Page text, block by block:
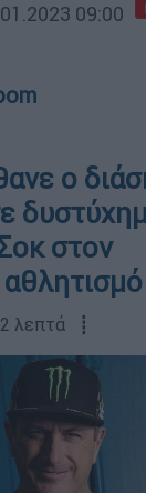
09:00
ο
στον
2 λεπτά ┋